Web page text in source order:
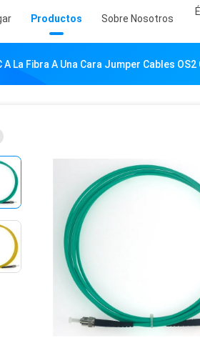
Productos Sobre Nosotros
A La Fibra A Una Cara Jumper Cables